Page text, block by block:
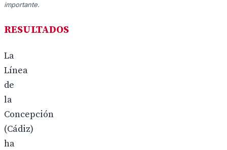
importante.
RESULTADOS
La
Línea
de
la
Concepción
(Cádiz)
ha